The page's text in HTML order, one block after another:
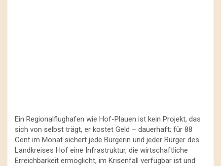
Ein Regionalflughafen wie Hof-Plauen ist kein Projekt, das
sich von selbst trägt, er kostet Geld – dauerhaft; für 88
Cent im Monat sichert jede Bürgerin und jeder Bürger des
Landkreises Hof eine Infrastruktur, die wirtschaftliche
Erreichbarkeit ermöglicht, im Krisenfall verfügbar ist und